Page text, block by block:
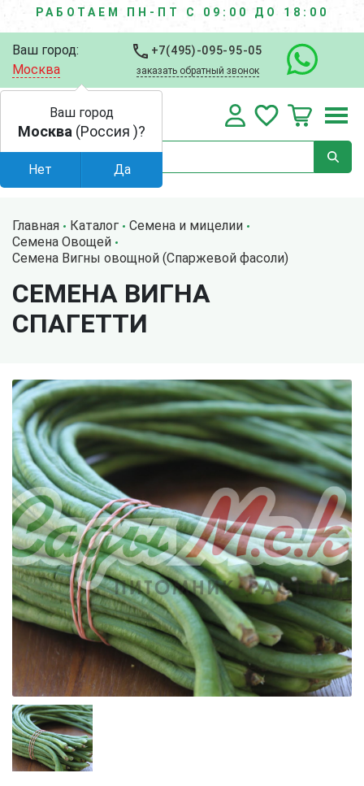
РАБОТАЕМ ПН-ПТ С 09:00 ДО 18:00
Ваш город:
Москва
+7(495)-095-95-05
заказать обратный звонок
Главная Каталог
Семена и мицелии
Семена Овощей
Семена Вигны овощной (Спаржевой фасоли)
СЕМЕНА ВИГНА
СПАГЕТТИ
Ваш город
Москва (Россия )?
Нет Да